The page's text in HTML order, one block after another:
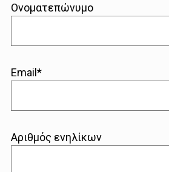
Ονοματεπώνυμο
Email*
Αριθμός ενηλίκων